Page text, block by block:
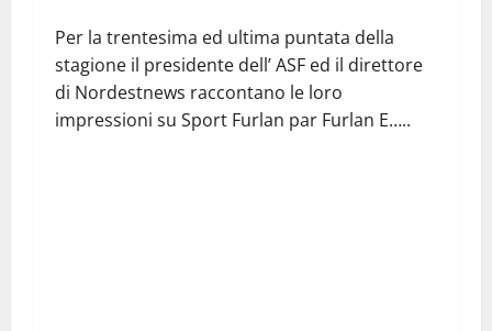
Per la trentesima ed ultima puntata della
stagione il presidente dell’ ASF ed il direttore
di Nordestnews raccontano le loro
impressioni su Sport Furlan par Furlan E…..